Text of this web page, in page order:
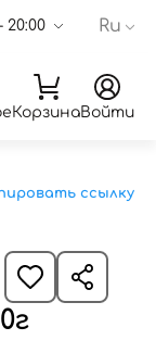
20:00 Ru
КорзинаВойти
ссылку